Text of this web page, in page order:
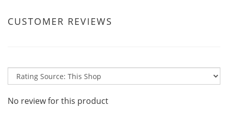
CUSTOMER REVIEWS
No review for this product